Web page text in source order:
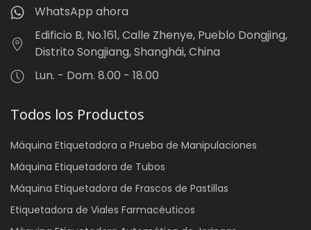
WhatsApp ahora
Edificio B, No.161, Calle Zhenye, Pueblo Dongjing,
Distrito Songjiang, Shanghái, China
Lun. - Dom. 8.00 - 18.00
Todos los Productos
Máquina Etiquetadora a Prueba de Manipulaciones
Máquina Etiquetadora de Tubos
Máquina Etiquetadora de Frascos de Pastillas
Etiquetadora de Viales Farmacéuticos